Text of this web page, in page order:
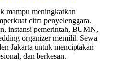
mampu meningkatkan
citra penyelenggara.
instansi pemerintah, BUMN,
organizer memilih Sewa
Jakarta untuk menciptakan
dan berkesan.